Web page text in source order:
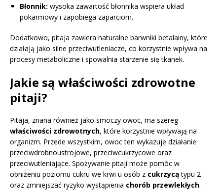
Błonnik: wysoka zawartość błonnika wspiera układ
pokarmowy i zapobiega zaparciom.
Dodatkowo, pitaja zawiera naturalne barwniki betalainy, które
działają jako silne przeciwutleniacze, co korzystnie wpływa na
procesy metaboliczne i spowalnia starzenie się tkanek.
Jakie są właściwości zdrowotne
pitaji?
Pitaja, znana również jako smoczy owoc, ma szereg
właściwości zdrowotnych, które korzystnie wpływają na
organizm. Przede wszystkim, owoc ten wykazuje działanie
przeciwdrobnoustrojowe, przeciwcukrzycowe oraz
przeciwutleniające. Spożywanie pitaji może pomóc w
obniżeniu poziomu cukru we krwi u osób z cukrzycątypu 2
oraz zmniejszać ryzyko wystąpienia chorób przewlekłych.